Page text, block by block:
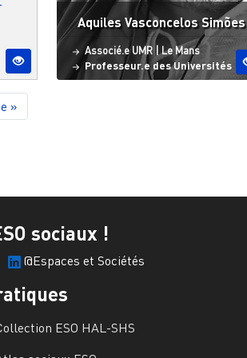
Aquiles Vasconcelos Simões
Statut
Associé.e UMR |Site ESO
Le Mans
Professeur.e des Universités
»
sociaux !
@Espaces et Sociétés
ESO HAL-SHS